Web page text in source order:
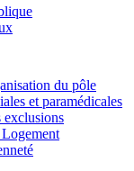
du pôle
et paramédicales
exclusions